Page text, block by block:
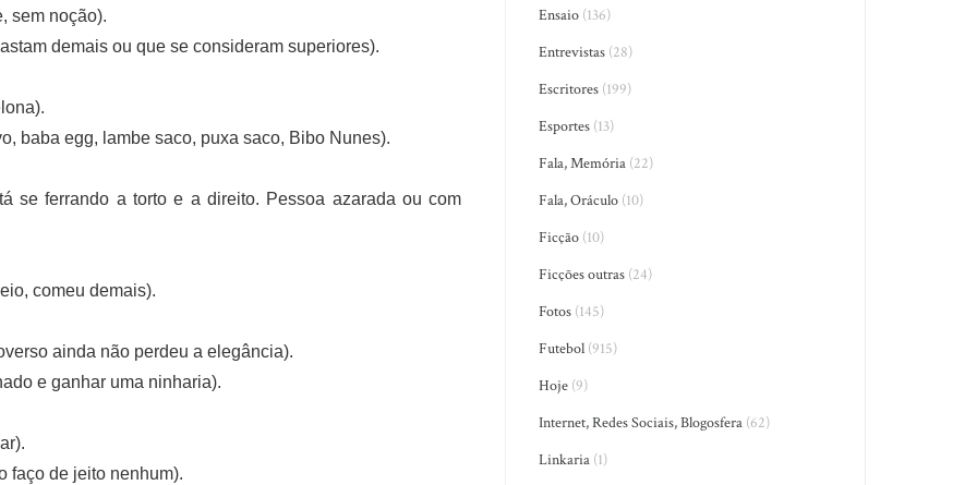
sem noção).
demais ou que se consideram superiores).
baba egg, lambe saco, puxa saco, Bibo Nunes).
ferrando a torto e a direito. Pessoa azarada ou com
comeu demais).
ainda não perdeu a elegância).
e ganhar uma ninharia).
faço de jeito nenhum).
Ensaio (136)
Entrevistas (28)
Escritores (199)
Esportes (13)
Fala, Memória (22)
Fala, Oráculo (10)
Ficção (10)
Ficções outras (24)
Fotos (145)
Futebol (915)
Hoje (9)
Internet, Redes Sociais, Blogosfera (62)
Linkaria (1)